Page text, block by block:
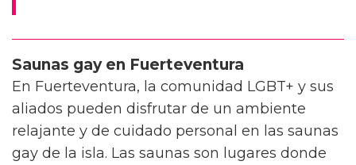
Saunas gay en Fuerteventura
En Fuerteventura, la comunidad LGBT+ y sus
aliados pueden disfrutar de un ambiente
relajante y de cuidado personal en las saunas
gay de la isla. Las saunas son lugares donde